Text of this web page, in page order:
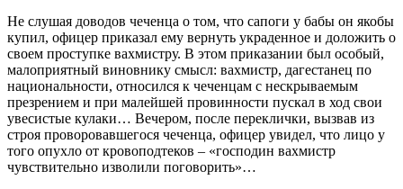
Не слушая доводов чеченца о том, что сапоги у бабы он якобы
купил, офицер приказал ему вернуть украденное и доложить о
своем проступке вахмистру. В этом приказании был особый,
малоприятный виновнику смысл: вахмистр, дагестанец по
национальности, относился к чеченцам с нескрываемым
презрением и при малейшей провинности пускал в ход свои
увесистые кулаки… Вечером, после переклички, вызвав из
строя проворовавшегося чеченца, офицер увидел, что лицо у
того опухло от кровоподтеков – «господин вахмистр
чувствительно изволили поговорить»…